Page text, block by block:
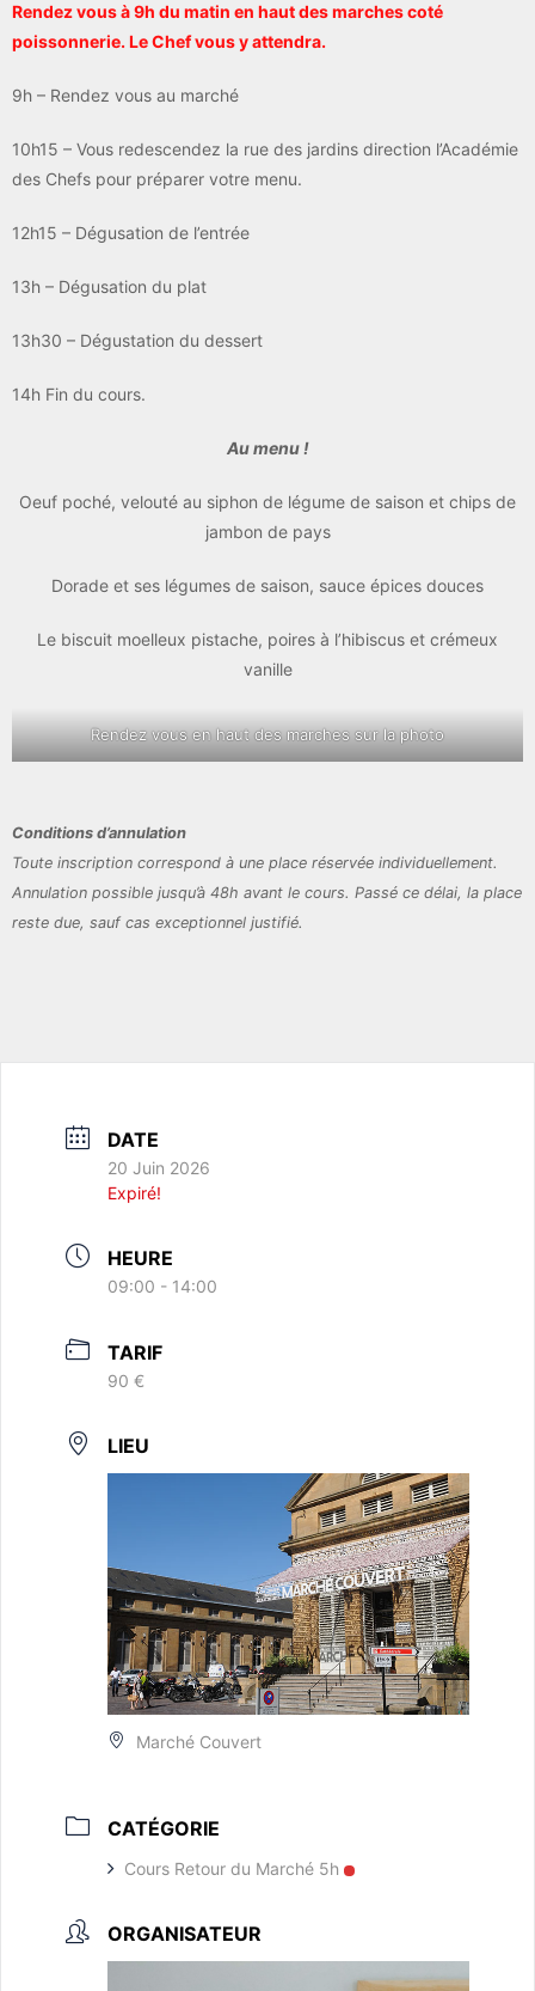
Rendez vous à 9h du matin en haut des marches coté
poissonnerie. Le Chef vous y attendra.
9h – Rendez vous au marché
10h15 – Vous redescendez la rue des jardins direction l’Académie
des Chefs pour préparer votre menu.
12h15 – Dégusation de l’entrée
13h – Dégusation du plat
13h30 – Dégustation du dessert
14h Fin du cours.
Au menu !
Oeuf poché, velouté au siphon de légume de saison et chips de
jambon de pays
Dorade et ses légumes de saison, sauce épices douces
Le biscuit moelleux pistache, poires à l’hibiscus et crémeux
vanille
Rendez vous en haut des marches sur la photo
Conditions d’annulation
Toute inscription correspond à une place réservée individuellement.
Annulation possible jusqu’à 48h avant le cours. Passé ce délai, la place
reste due, sauf cas exceptionnel justifié.
DATE
20 Juin 2026
Expiré!
HEURE
09:00 - 14:00
TARIF
90 €
LIEU
Marché Couvert
CATÉGORIE
Cours Retour du Marché 5h
ORGANISATEUR